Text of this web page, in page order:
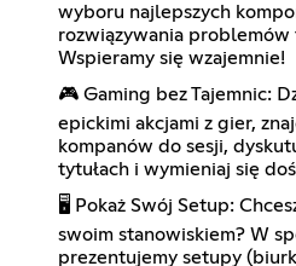
wyboru najlepszych
rozwiązywania problemów
Wspieramy się wzajemnie!
🎮 Gaming bez Tajemnic:
epickimi akcjami z gier,
kompanów do sesji,
tytułach i wymieniaj się
🖥️ Pokaż Swój Setup:
swoim stanowiskiem? W
prezentujemy setupy